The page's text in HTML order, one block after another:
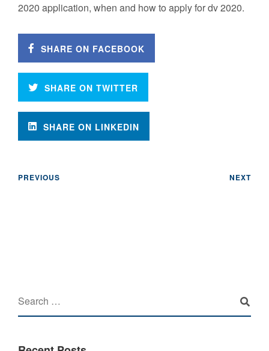
2020 application, when and how to apply for dv 2020.
SHARE ON FACEBOOK
SHARE ON TWITTER
SHARE ON LINKEDIN
PREVIOUS NEXT